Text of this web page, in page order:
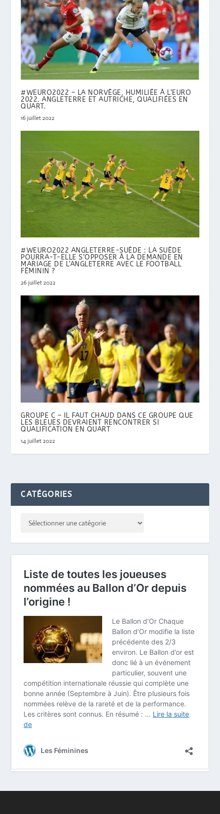
#WEURO2022 – LA NORVÈGE, HUMILIÉE À L’EURO
2022. ANGLETERRE ET AUTRICHE, QUALIFIÉES EN
QUART.
16 juillet 2022
#WEURO2022 ANGLETERRE-SUÈDE : LA SUÈDE
POURRA-T-ELLE S’OPPOSER À LA DEMANDE EN
MARIAGE DE L’ANGLETERRE AVEC LE FOOTBALL
FÉMININ ?
26 juillet 2022
GROUPE C – IL FAUT CHAUD DANS CE GROUPE QUE
LES BLEUES DEVRAIENT RENCONTRER SI
QUALIFICATION EN QUART
14 juillet 2022
CATÉGORIES